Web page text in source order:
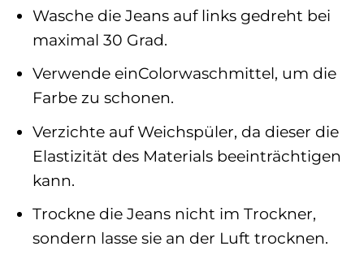
Wasche die Jeans auf links gedreht bei
maximal 30 Grad.
Verwende einColorwaschmittel, um die
Farbe zu schonen.
Verzichte auf Weichspüler, da dieser die
Elastizität des Materials beeinträchtigen
kann.
Trockne die Jeans nicht im Trockner,
sondern lasse sie an der Luft trocknen.